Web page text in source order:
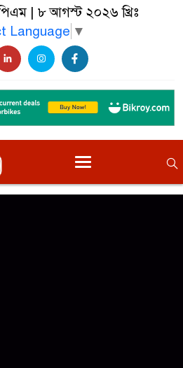
| ৮ আগস্ট ২০২৬ খ্রিঃ
Language ▼